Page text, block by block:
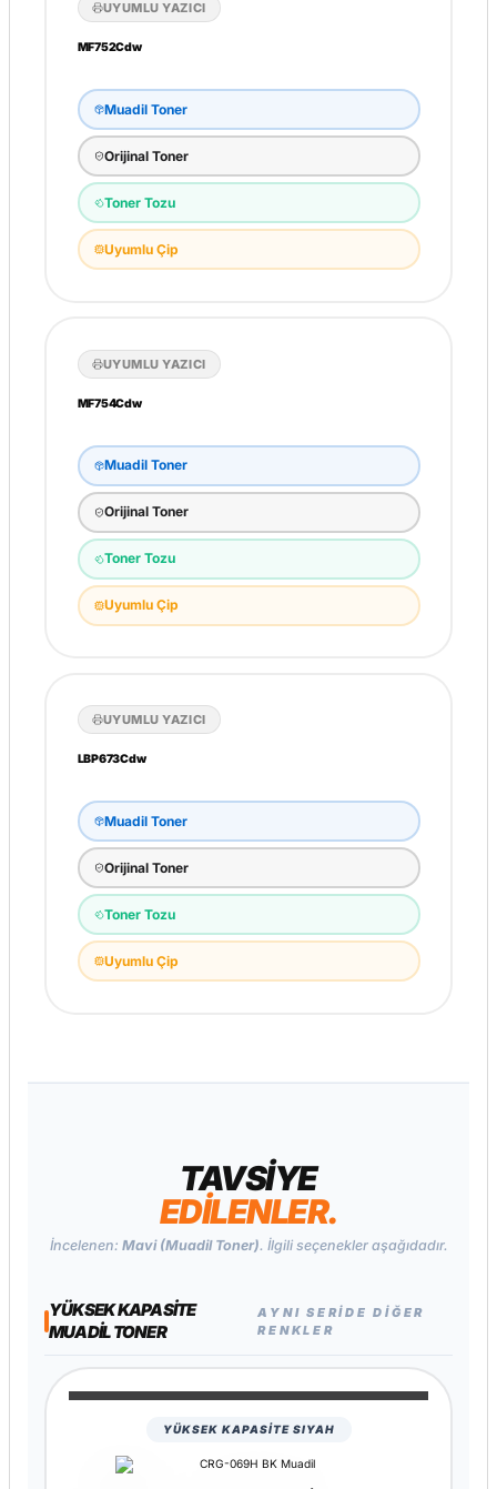
Muadil Toner
Orijinal Toner
Toner Tozu
Uyumlu Çip
Muadil Toner
Orijinal Toner
Toner Tozu
Uyumlu Çip
Muadil Toner
Orijinal Toner
Toner Tozu
Uyumlu Çip
TAVSİYE
EDİLENLER.
YÜKSEK KAPASITE
AYNI SERIDE DIĞER